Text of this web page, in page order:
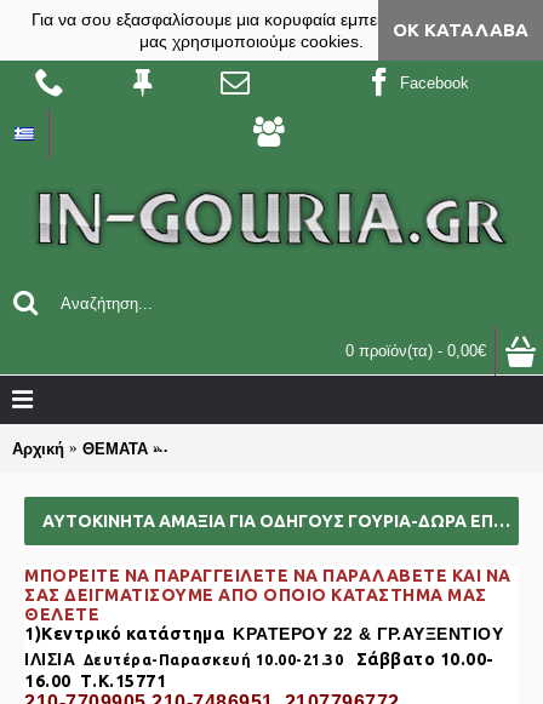
Για να σου εξασφαλίσουμε μια κορυφαία εμπειρία, στο site
μας χρησιμοποιούμε cookies.
ΟΚ ΚΑΤΆΛΑΒΑ
Facebook
0 προϊόν(τα) - 0,00€
Αρχική ΘΕΜΑΤΑ ΑΥΤΟΚΙΝΗΤΑ ΑΜΑΞΙΑ για ΟΔΗΓΟΥΣ γούρια-δώρα
ΑΥΤΟΚΙΝΗΤΑ ΑΜΑΞΙΑ ΓΙΑ ΟΔΗΓΟΥΣ ΓΟΎΡΙΑ-ΔΏΡΑ ΕΠΑΓΓΕΛΜΑΤΙΚΆ ΟΜΑΔΙΚΆ ΕΠΙΧΕΙΡΗΜΑΤΙΚΆ ΓΙΑ BAZZAR ΣΧΟΛΕΊΑ ΣΥΛΛΌΓΟΥΣ 2025
ΜΠΟΡΕΙΤΕ ΝΑ ΠΑΡΑΓΓΕΙΛΕΤΕ ΝΑ ΠΑΡΑΛΑΒΕΤΕ KAI NA
ΣΑΣ ΔΕΙΓΜΑΤΙΣΟΥΜΕ ΑΠΟ ΟΠΟΙΟ ΚΑΤΑΣΤΗΜΑ ΜΑΣ
ΘΕΛΕΤΕ
1)Κεντρικό κατάστημα ΚΡΑΤΕΡΟΥ 22 & ΓΡ.ΑΥΞΕΝΤΙΟΥ
ΙΛΙΣΙΑ Δευτέρα-Παρασκευή 10.00-21.30
Σάββατο 10.00-
16.00 Τ.Κ.15771